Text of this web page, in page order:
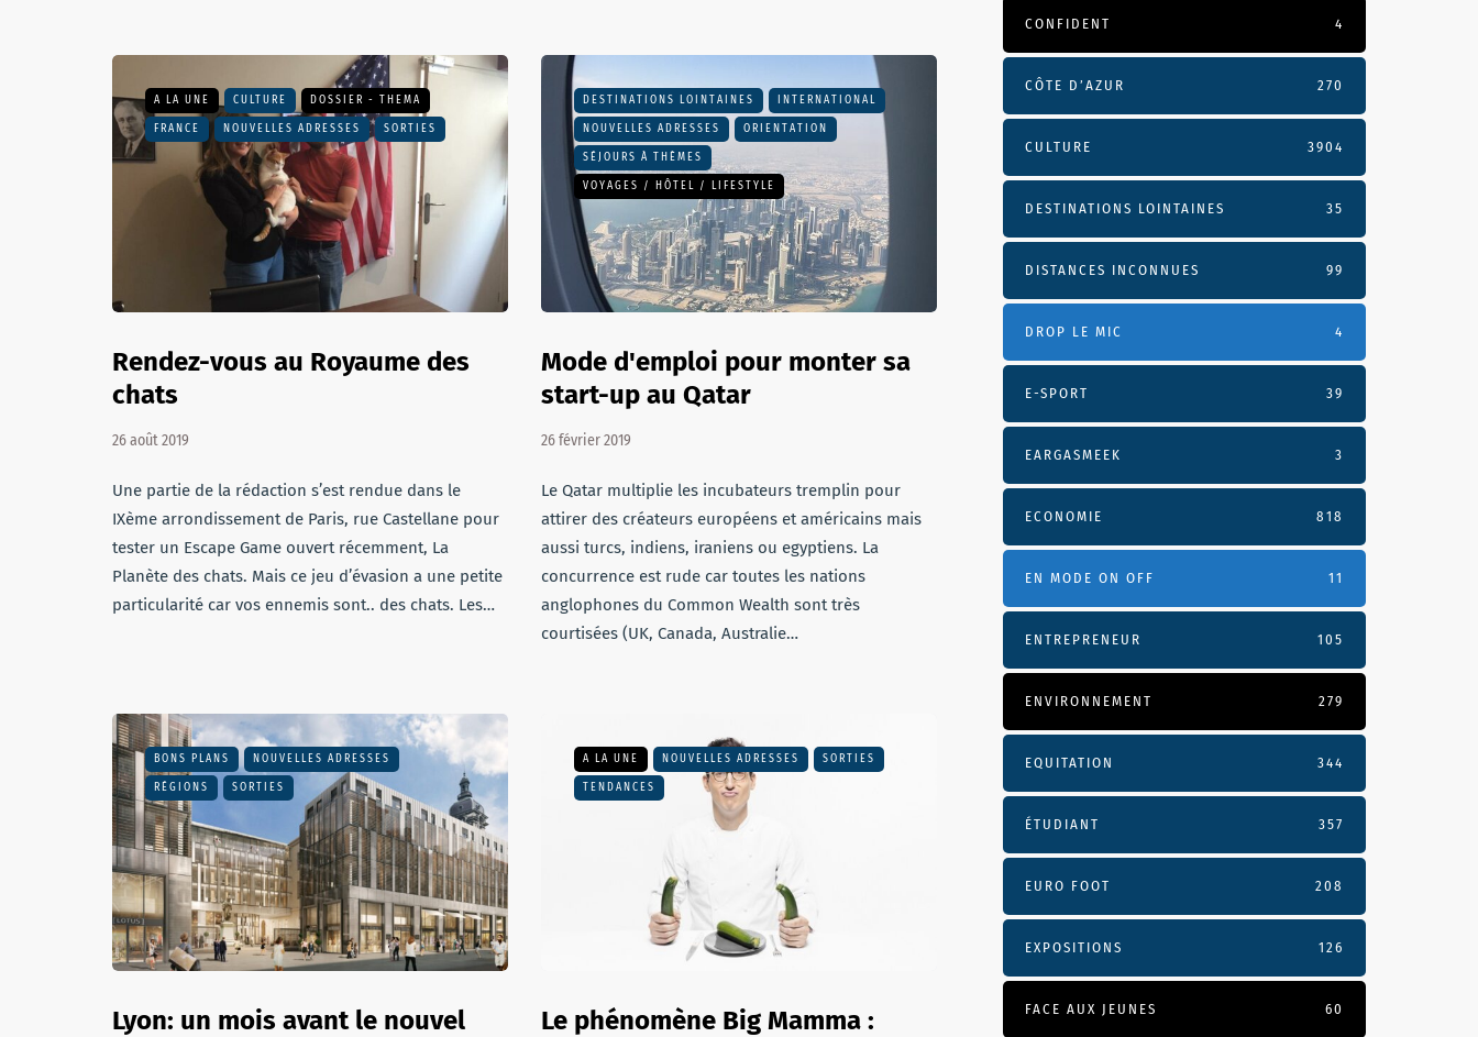
A LA UNE CULTURE DOSSIER - THEMA
FRANCE NOUVELLES ADRESSES SORTIES
Rendez-vous au Royaume des
chats
26 août 2019
Une partie de la rédaction s’est rendue dans le
IXème arrondissement de Paris, rue Castellane pour
tester un Escape Game ouvert récemment, La
Planète des chats. Mais ce jeu d’évasion a une petite
particularité car vos ennemis sont.. des chats. Les…
DESTINATIONS LOINTAINES INTERNATIONAL
NOUVELLES ADRESSES ORIENTATION
SÉJOURS À THÈMES
VOYAGES / HÔTEL / LIFESTYLE
Mode d'emploi pour monter sa
start-up au Qatar
26 février 2019
Le Qatar multiplie les incubateurs tremplin pour
attirer des créateurs européens et américains mais
aussi turcs, indiens, iraniens ou egyptiens. La
concurrence est rude car toutes les nations
anglophones du Common Wealth sont très
courtisées (UK, Canada, Australie…
BONS PLANS NOUVELLES ADRESSES
RÉGIONS SORTIES
Lyon: un mois avant le nouvel
A LA UNE NOUVELLES ADRESSES SORTIES
TENDANCES
Le phénomène Big Mamma :
CONFIDENT 4
CÔTE D’AZUR 270
CULTURE 3904
DESTINATIONS LOINTAINES 35
DISTANCES INCONNUES 99
DROP LE MIC 4
E-SPORT 39
EARGASMEEK 3
ECONOMIE 818
EN MODE ON OFF 11
ENTREPRENEUR 105
ENVIRONNEMENT 279
EQUITATION 344
ÉTUDIANT 357
EURO FOOT 208
EXPOSITIONS 126
FACE AUX JEUNES 60